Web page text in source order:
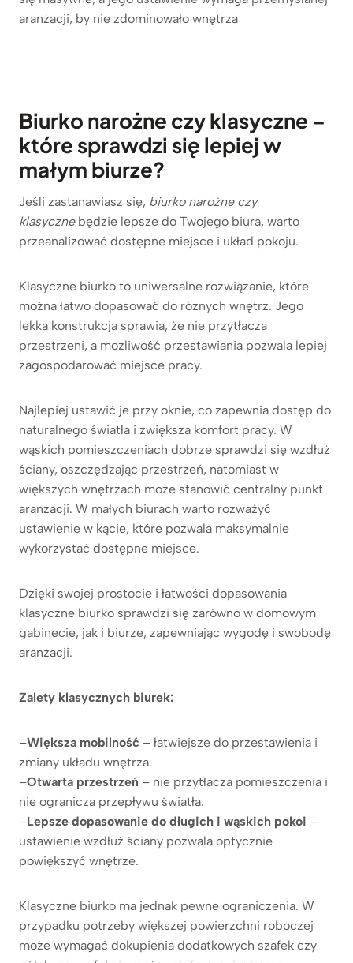
aranżacji, by nie zdominowało wnętrza
Biurko narożne czy klasyczne –
które sprawdzi się lepiej w
małym biurze?
Jeśli zastanawiasz się, biurko narożne czy
klasycznebędzie lepsze do Twojego biura, warto
przeanalizować dostępne miejsce i układ pokoju.
Klasyczne biurko to uniwersalne rozwiązanie, które
można łatwo dopasować do różnych wnętrz. Jego
lekka konstrukcja sprawia, że nie przytłacza
przestrzeni, a możliwość przestawiania pozwala lepiej
zagospodarować miejsce pracy.
Najlepiej ustawić je przy oknie, co zapewnia dostęp do
naturalnego światła i zwiększa komfort pracy. W
wąskich pomieszczeniach dobrze sprawdzi się wzdłuż
ściany, oszczędzając przestrzeń, natomiast w
większych wnętrzach może stanowić centralny punkt
aranżacji. W małych biurach warto rozważyć
ustawienie w kącie, które pozwala maksymalnie
wykorzystać dostępne miejsce.
Dzięki swojej prostocie i łatwości dopasowania
klasyczne biurko sprawdzi się zarówno w domowym
gabinecie, jak i biurze, zapewniając wygodę i swobodę
aranżacji.
Zalety klasycznych biurek:
–Większa mobilność – łatwiejsze do przestawienia i
zmiany układu wnętrza.
–Otwarta przestrzeń – nie przytłacza pomieszczenia i
nie ogranicza przepływu światła.
–Lepsze dopasowanie do długich i wąskich pokoi –
ustawienie wzdłuż ściany pozwala optycznie
powiększyć wnętrze.
Klasyczne biurko ma jednak pewne ograniczenia. W
przypadku potrzeby większej powierzchni roboczej
może wymagać dokupienia dodatkowych szafek czy